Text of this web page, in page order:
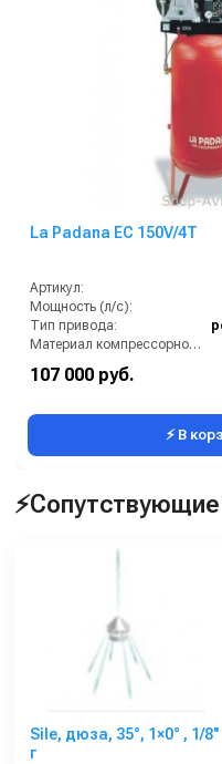
La Padana EC 150V/4T
Артикул:
Мощность (л/с):
Тип привода:
Материал компрессорной головки:
Объём ресивера (л):
107 000 руб.
⚡ В
Sile, дюза, 35°, 1×0° , 1/8''
г